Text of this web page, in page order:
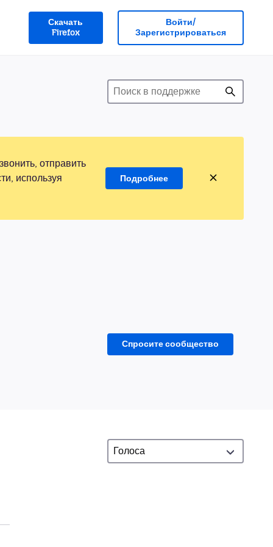
Скачать
Firefox
Войти/
Зарегистрироваться
отправить
используя
Подробнее
Спросите сообщество